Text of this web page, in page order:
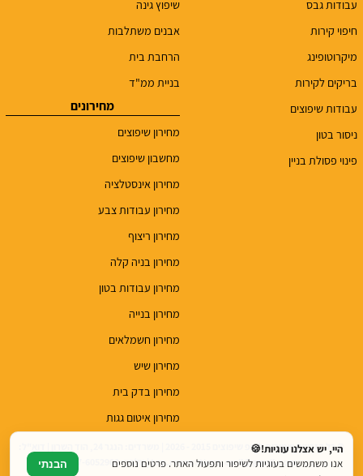
עבודות גבס
חיפוי קירות
מיקרוטופינג
בריקים לקירות
עבודות שיפוצים
ניסור בטון
פינוי פסולת בניין
שיפוץ גינה
אבנים משתלבות
הרחבת בית
בניית ממ"ד
מחירונים
מחירון שיפוצים
מחשבון שיפוצים
מחירון אינסטלציה
מחירון עבודות צבע
מחירון ריצוף
מחירון בניה קלה
מחירון עבודות בטון
מחירון בנייה
מחירון חשמלאים
מחירון שיש
מחירון בדק בית
מחירון איטום גגות
top.renovations.co.il@gmail.com | טלפון: 077-6052900
היי, יש אצלנו עוגיות!🍪
אנו משתמשים בעוגיות לשיפור ותפעול האתר. פרטים נוספים
הבנתי